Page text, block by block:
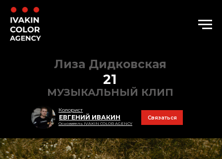
ЕВГЕНИЙ ИВАКИН
Основатель IVAKIN COLOR AGENCY
Связаться
21
Колорист
МУЗЫКАЛЬНЫЙ КЛИП
Лиза Дидковская